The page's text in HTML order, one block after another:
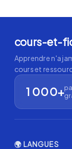
cours-et-
Apprendre n'a
cours et
1 000+
🌍 LANGUES